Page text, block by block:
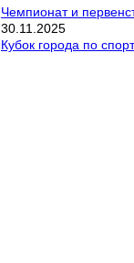
Чемпионат и
30 11 2025
Кубок города по